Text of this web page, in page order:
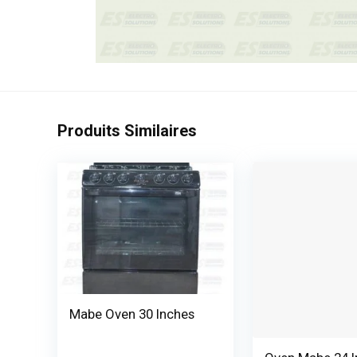
Produits Similaires
Mabe Oven 30 Inches